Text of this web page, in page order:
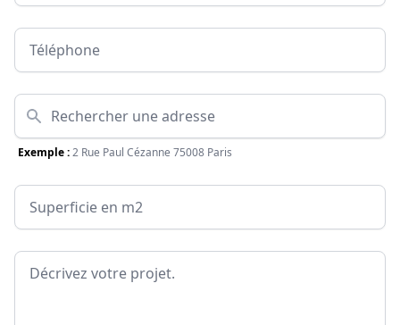
Téléphone
Adresse
Exemple :2 Rue Paul Cézanne 75008 Paris
Surface
Message